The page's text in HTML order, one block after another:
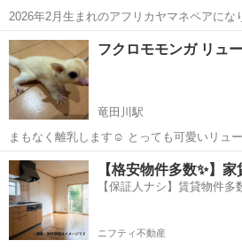
2026年2月生まれのアフリカヤマネペアになります🍀 チッ
子がいます☺️☺️ 逃げ足が早いので脱走には
す‼️ フクロモモンガ ノーマル、ホワイトフェイス、モザイクもお迎え
可能ですのでお問...
奈良 生駒郡 竜田川駅 ペットシ
フクロモモンガ リュ
竜田川駅
まもなく離乳します☺️ とっても可愛いリュ
す！！
奈良 生駒郡 竜田川駅 ペットシ
【格安物件多数✨】
【保証人ナシ】賃貸物件多
ニフティ不動産